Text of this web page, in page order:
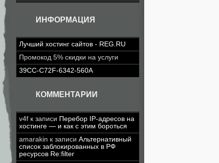
ИНФОРМАЦИЯ
Лучший хостинг сайтов - REG.RU
Промокод 5% скидки на услуги
39CC-C72F-6342-560A
КОММЕНТАРИИ
v4f к записи Перебор IP-адресов на
хостинге — и как с этим бороться
amarakin к записи Альтернативный
список заблокированных в РФ
ресурсов Re:filter